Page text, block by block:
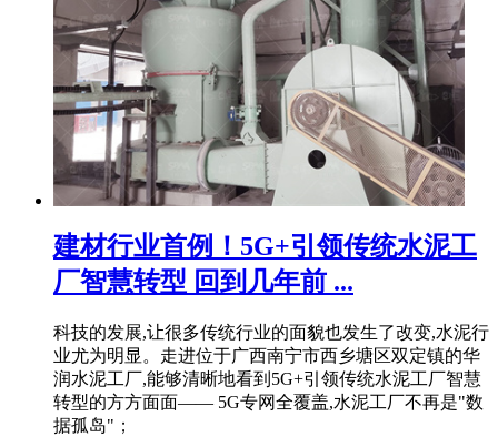
建材行业首例！5G+引领传统水泥工
厂智慧转型 回到几年前 ...
科技的发展,让很多传统行业的面貌也发生了改变,水泥行
业尤为明显。走进位于广西南宁市西乡塘区双定镇的华
润水泥工厂,能够清晰地看到5G+引领传统水泥工厂智慧
转型的方方面面—— 5G专网全覆盖,水泥工厂不再是"数
据孤岛"；